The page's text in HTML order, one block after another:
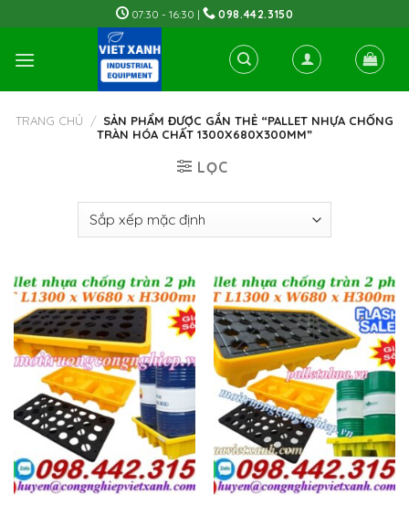
to
content
07:30 - 16:30 | 098.442.3150
TRANG CHỦ / SẢN PHẨM ĐƯỢC GẮN THẺ “PALLET NHỰA CHỐNG
TRÀN HÓA CHẤT 1300X680X300MM”
LỌC